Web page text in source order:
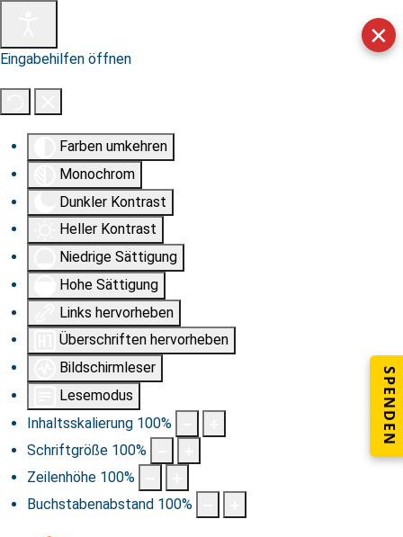
Eingabehilfen öffnen
Farben umkehren
Monochrom
Dunkler Kontrast
Heller Kontrast
Niedrige Sättigung
Hohe Sättigung
Links hervorheben
Überschriften hervorheben
Bildschirmleser
Lesemodus
Inhaltsskalierung 100%
Schriftgröße 100%
Zeilenhöhe 100%
Buchstabenabstand 100%
SPENDEN
✕